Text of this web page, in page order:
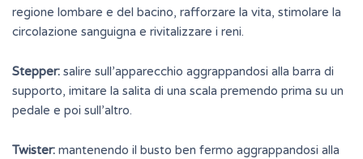
regione lombare e del bacino, rafforzare la vita, stimolare la
circolazione sanguigna e rivitalizzare i reni.
Stepper: salire sull’apparecchio aggrappandosi alla barra di
supporto, imitare la salita di una scala premendo prima su un
pedale e poi sull’altro.
Twister: mantenendo il busto ben fermo aggrappandosi alla